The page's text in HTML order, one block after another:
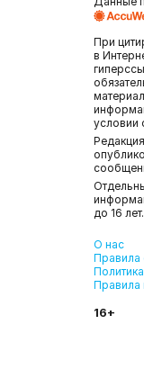
При
в
условии
до 16 лет.
О нас
Правила
Правила
16+